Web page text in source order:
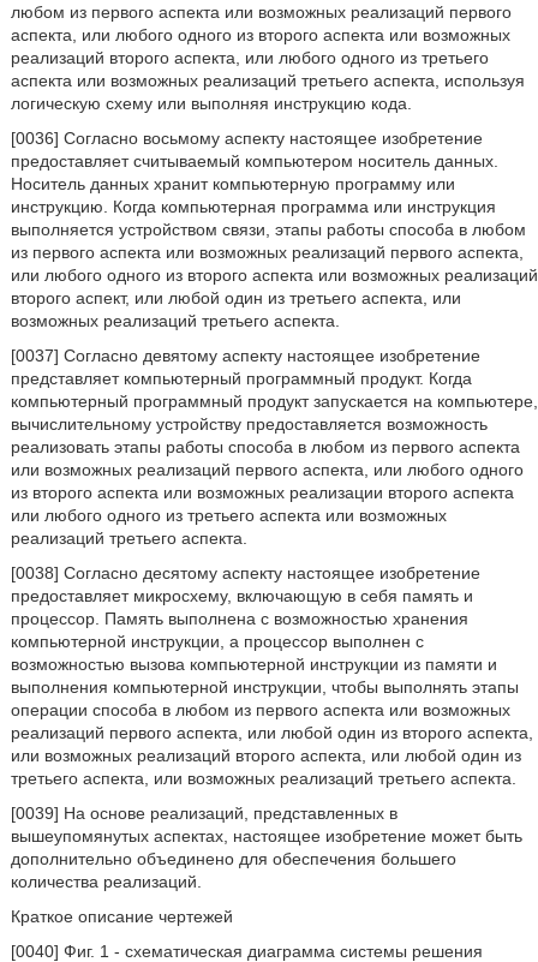
любом из первого аспекта или возможных реализаций первого
аспекта, или любого одного из второго аспекта или возможных
реализаций второго аспекта, или любого одного из третьего
аспекта или возможных реализаций третьего аспекта, используя
логическую схему или выполняя инструкцию кода.
[0036] Согласно восьмому аспекту настоящее изобретение
предоставляет считываемый компьютером носитель данных.
Носитель данных хранит компьютерную программу или
инструкцию. Когда компьютерная программа или инструкция
выполняется устройством связи, этапы работы способа в любом
из первого аспекта или возможных реализаций первого аспекта,
или любого одного из второго аспекта или возможных реализаций
второго аспект, или любой один из третьего аспекта, или
возможных реализаций третьего аспекта.
[0037] Согласно девятому аспекту настоящее изобретение
представляет компьютерный программный продукт. Когда
компьютерный программный продукт запускается на компьютере,
вычислительному устройству предоставляется возможность
реализовать этапы работы способа в любом из первого аспекта
или возможных реализаций первого аспекта, или любого одного
из второго аспекта или возможных реализации второго аспекта
или любого одного из третьего аспекта или возможных
реализаций третьего аспекта.
[0038] Согласно десятому аспекту настоящее изобретение
предоставляет микросхему, включающую в себя память и
процессор. Память выполнена с возможностью хранения
компьютерной инструкции, а процессор выполнен с
возможностью вызова компьютерной инструкции из памяти и
выполнения компьютерной инструкции, чтобы выполнять этапы
операции способа в любом из первого аспекта или возможных
реализаций первого аспекта, или любой один из второго аспекта,
или возможных реализаций второго аспекта, или любой один из
третьего аспекта, или возможных реализаций третьего аспекта.
[0039] На основе реализаций, представленных в
вышеупомянутых аспектах, настоящее изобретение может быть
дополнительно объединено для обеспечения большего
количества реализаций.
Краткое описание чертежей
[0040] Фиг. 1 - схематическая диаграмма системы решения